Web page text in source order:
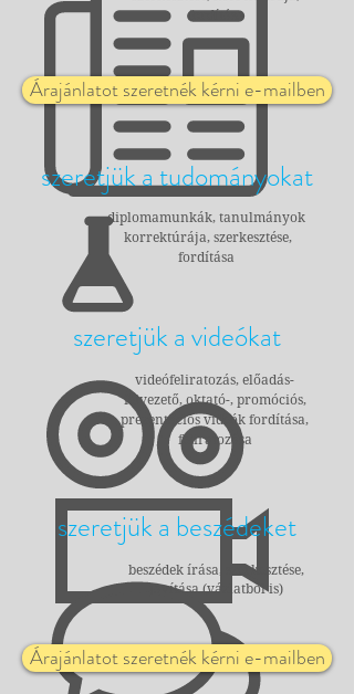
fordítása
Árajánlatot szeretnék kérni e-mailben
szeretjük a tudományokat
diplomamunkák, tanulmányok
korrektúrája, szerkesztése,
fordítása
szeretjük a videókat
videófeliratozás,előadás-
felvezető, oktató-, promóciós,
prezentációs videók fordítása,
feliratozása
szeretjük a beszédeket
beszédek írása, szerkesztése,
javítása (vázlatból is)
Árajánlatot szeretnék kérni e-mailben